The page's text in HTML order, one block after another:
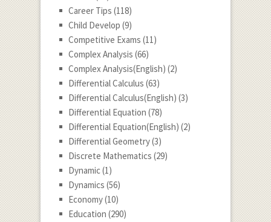
Career Tips (118)
Child Develop (9)
Competitive Exams (11)
Complex Analysis (66)
Complex Analysis(English) (2)
Differential Calculus (63)
Differential Calculus(English) (3)
Differential Equation (78)
Differential Equation(English) (2)
Differential Geometry(3)
Discrete Mathematics (29)
Dynamic(1)
Dynamics (56)
Economy(10)
Education (290)